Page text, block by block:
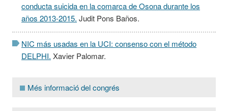
conducta suicida en la comarca de Osona durante los
años 2013-2015. Judit Pons Baños.
NIC más usadas en la UCI: consenso con el método
DELPHI. Xavier Palomar.
Més informació del congrés